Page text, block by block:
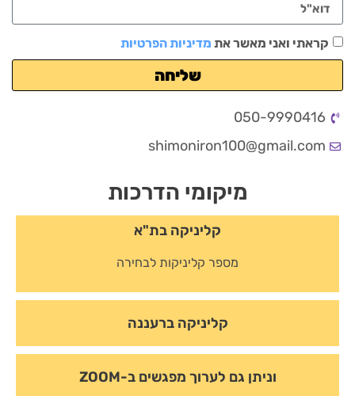
קראתי ואני מאשר את מדיניות הפרטיות
שליחה
050-9990416
shimoniron100@gmail.com
מיקומי הדרכות
קליניקה בת"א
מספר קליניקות לבחירה
קליניקה ברעננה
וניתן גם לערוך מפגשים ב-ZOOM